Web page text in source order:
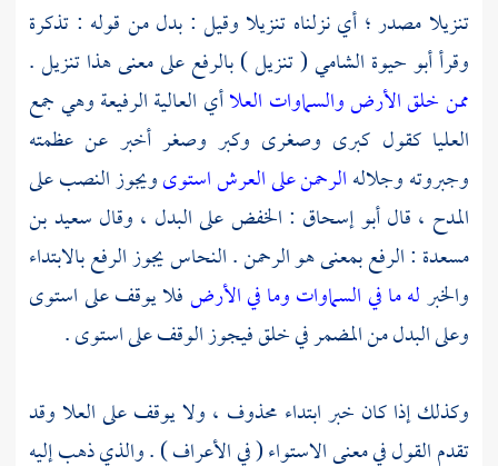
تنزيلا مصدر ؛ أي نزلناه تنزيلا وقيل : بدل من قوله : تذكرة
وقرأأبو حيوة الشامي( تنزيل ) بالرفع على معنى هذا تنزيل .
ممن خلق الأرض والسماوات العلاأي العالية الرفيعة وهي جمع
العليا كقول كبرى وصغرى وكبر وصغر أخبر عن عظمته
وجبروته وجلالهالرحمن على العرش استوىويجوز النصب على
المدح ، قالأبو إسحاق : الخفض على البدل ، وقال سعيد بن
مسعدة : الرفع بمعنى هو الرحمن .النحاسيجوز الرفع بالابتداء
والخبرله ما في السماوات وما في الأرضفلا يوقف على استوى
وعلى البدل من المضمر في خلق فيجوز الوقف على استوى .
وكذلك إذا كان خبر ابتداء محذوف ، ولا يوقف على العلا وقد
تقدم القول في معنى الاستواء ( في الأعراف ) . والذي ذهب إليه